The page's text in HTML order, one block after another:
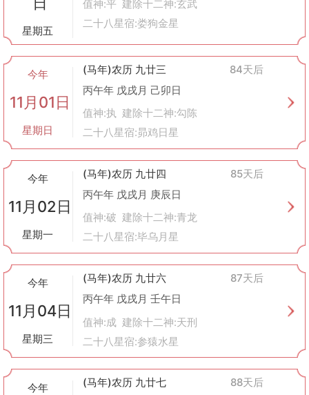
星期五
值神:平 建除十二神:玄武
二十八星宿:娄狗金星
今年
11月01日
星期日
(马年)农历 九廿三
84天后
丙午年 戊戌月 己卯日
值神:执 建除十二神:勾陈
二十八星宿:昴鸡日星
今年
11月02日
星期一
(马年)农历 九廿四
85天后
丙午年 戊戌月 庚辰日
值神:破 建除十二神:青龙
二十八星宿:毕乌月星
今年
11月04日
星期三
(马年)农历 九廿六
87天后
丙午年 戊戌月 壬午日
值神:成 建除十二神:天刑
二十八星宿:参猿水星
今年 (马年)农历 九廿七
88天后